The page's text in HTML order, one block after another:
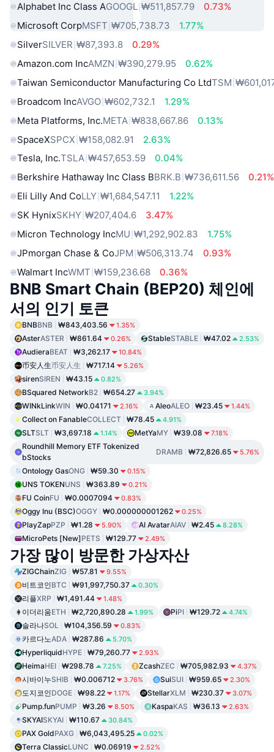
Alphabet Inc Class AGOOGL ₩511,857.79
0.73%
Microsoft CorpMSFT ₩705,738.73
1.77%
SilverSILVER ₩87,393.8
0.29%
Amazon.com IncAMZN ₩390,279.95
0.62%
Taiwan Semiconductor Manufacturing Co LtdTSM
Broadcom IncAVGO ₩602,732.1
1.29%
Meta Platforms, Inc.META ₩838,667.86
0.13%
SpaceXSPCX ₩158,082.91
2.63%
Tesla, Inc.TSLA ₩457,653.59
0.04%
Berkshire Hathaway Inc Class BBRK.B ₩736,611.56
0.21%
Eli Lilly And CoLLY ₩1,684,547.11
1.22%
SK HynixSKHY ₩207,404.6
3.47%
Micron Technology IncMU ₩1,292,902.83
1.75%
JPmorgan Chase & CoJPM ₩506,313.74
0.93%
Walmart IncWMT ₩159,236.68 0.36%
BNB Smart Chain (BEP20) 체인에
서의 인기 토큰
BNBBNB ₩843,403.56 1.35%
AsterASTER ₩861.64 0.26% StableSTABLE ₩47.02 2.53%
AudieraBEAT ₩3,262.17 10.84%
币安人生币安人生 ₩717.14 5.26%
sirenSIREN ₩43.15 0.82%
BSquared NetworkB2 ₩654.27 3.94%
WINkLinkWIN ₩0.04171 2.16% AleoALEO ₩23.45 1.44%
Collect on FanableCOLLECT ₩78.45 4.91%
SLTSLT ₩3,697.18 1.14% MetYaMY ₩39.08 7.18%
Roundhill Memory ETF Tokenized
bStocks
DRAMB ₩72,826.65 5.76%
Ontology GasONG ₩59.30 0.15%
UNS TOKENUNS ₩363.89 0.21%
FU CoinFU ₩0.0007094 0.83%
Oggy Inu (BSC)OGGY ₩0.000000001262 0.25%
PlayZapPZP ₩1.28 5.90% AI AvatarAIAV ₩2.45 8.28%
MicroPets [New]PETS ₩129.77 2.49%
가장 많이 방문한 가상자산
ZIGChainZIG ₩57.81 9.55%
비트코인BTC ₩91,997,750.37 0.30%
리플XRP ₩1,491.44 1.48%
이더리움ETH ₩2,720,890.28 1.99% PiPI ₩129.72 4.74%
솔라나SOL ₩104,356.59 0.83%
카르다노ADA ₩287.86 5.70%
HyperliquidHYPE ₩79,260.77 2.93%
HeimaHEI ₩298.78 7.25% ZcashZEC ₩705,982.93 4.37%
시바이누SHIB ₩0.006712 3.76% SuiSUI ₩959.65 2.30%
도지코인DOGE ₩98.22 1.17% StellarXLM ₩230.37 3.07%
Pump.funPUMP ₩3.26 8.50% KaspaKAS ₩36.13 2.63%
SKYAISKYAI ₩110.67 30.84%
PAX GoldPAXG ₩6,043,495.25 0.02%
Terra ClassicLUNC ₩0.06919 2.52%